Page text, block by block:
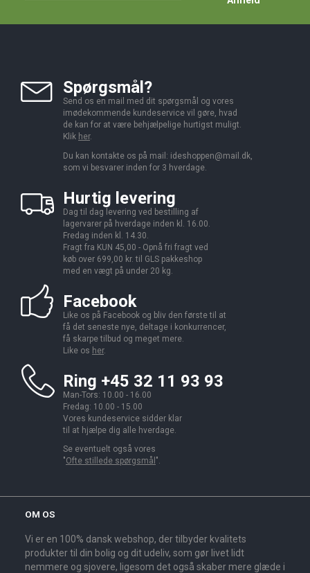
Spørgsmål?
Send os en mail med dit spørgsmål og vores
imødekommende kundeservice vil gøre, hvad
de kan for at være behjælpelige hurtigst muligt.
Klik her.
Du kan kontakte os på mail: ideshoppen@mail.dk,
som vi besvarer inden for 3 hverdage.
Hurtig levering
Dag til dag levering ved bestilling af
lagervarer på hverdage inden kl. 16.00.
Fredag inden kl. 14.30.
Fragt fra KUN 45,00 - Opnå fri fragt ved
køb over 699,00 kr. til GLS pakkeshop
med en vægt på under 20 kg.
Facebook
Like os på Facebook og bliv den første til at
få det seneste nye, deltage i konkurrencer,
få skarpe tilbud og meget mere.
Like os her.
Ring +45 32 11 93 93
Man-Tors: 10.00 - 16.00
Fredag: 10.00 - 15.00
Vores kundeservice sidder klar
til at hjælpe dig alle hverdage.
Se eventuelt også vores
"Ofte stillede spørgsmål ".
OM OS
Vi er en 100% dansk webshop, der tilbyder kvalitets
produkter til din bolig og dit udeliv, som gør livet lidt
nemmere og sjovere, ligesom det også skaber mere glæde i